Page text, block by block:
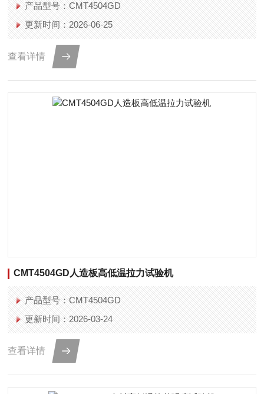
产品型号：CMT4504GD
更新时间：2026-06-25
查看详情
CMT4504GD人造板高低温拉力试验机
产品型号：CMT4504GD
更新时间：2026-03-24
查看详情